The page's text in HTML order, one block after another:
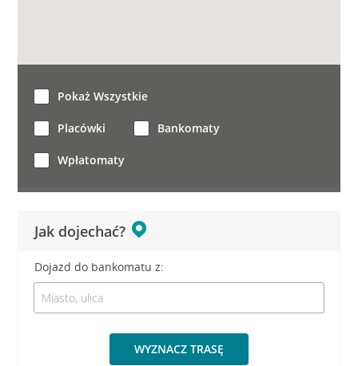
Jak dojechać?
Dojazd do bankomatu z:
WYZNACZ TRASĘ
Pokaż Wszystkie
Placówki Bankomaty
Wpłatomaty